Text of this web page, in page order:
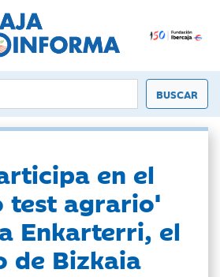
en el
test agrario'
Enkarterri, el
de Bizkaia